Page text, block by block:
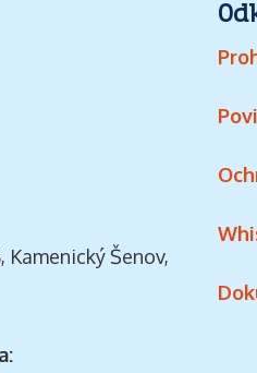
Kamenický Šenov,